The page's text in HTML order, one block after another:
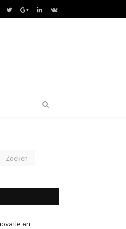
TwitterGoogle+LinkedIn
VK
en